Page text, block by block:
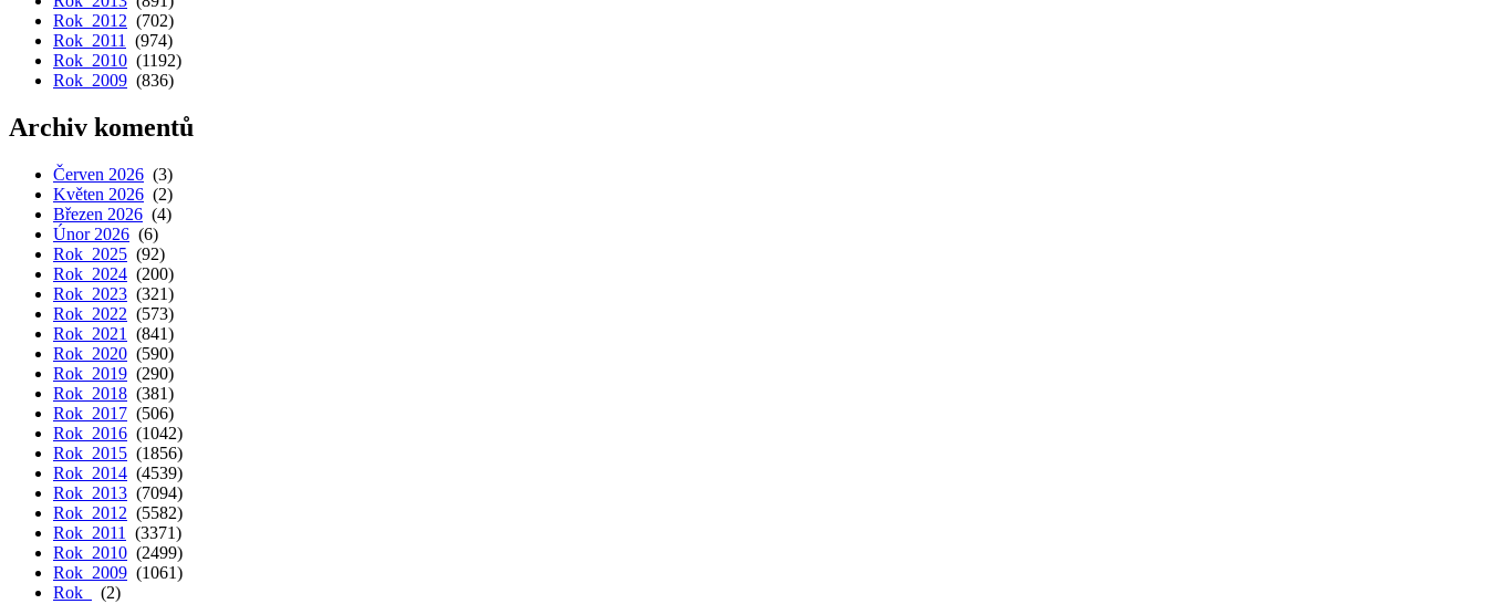
Rok 2012 (702)
Rok 2011 (974)
Rok 2010 (1192)
Rok 2009 (836)
Archiv komentů
Červen 2026 (3)
Květen 2026 (2)
Březen 2026 (4)
Únor 2026 (6)
Rok 2025 (92)
Rok 2024 (200)
Rok 2023 (321)
Rok 2022 (573)
Rok 2021
(841)
Rok 2020 (590)
Rok 2019 (290)
Rok 2018 (381)
Rok 2017 (506)
Rok 2016 (1042)
Rok 2015 (1856)
Rok 2014 (4539)
Rok 2013 (7094)
Rok 2012 (5582)
Rok 2011
(3371)
Rok 2010 (2499)
Rok 2009 (1061)
Rok
(2)